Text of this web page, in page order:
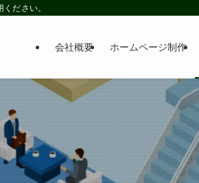
ださい。
会社概要 ホームページ制作